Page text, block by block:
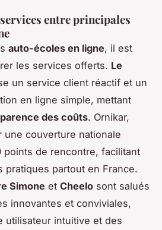
entre principales
auto-écoles en ligne , il est
les services offerts. Le
un service client réactif et un
en ligne simple, mettant
des coûts . Ornikar,
une couverture nationale
points de rencontre, facilitant
partout en France.
Simone et Cheelo sont salués
innovantes et conviviales,
utilisateur intuitive et des